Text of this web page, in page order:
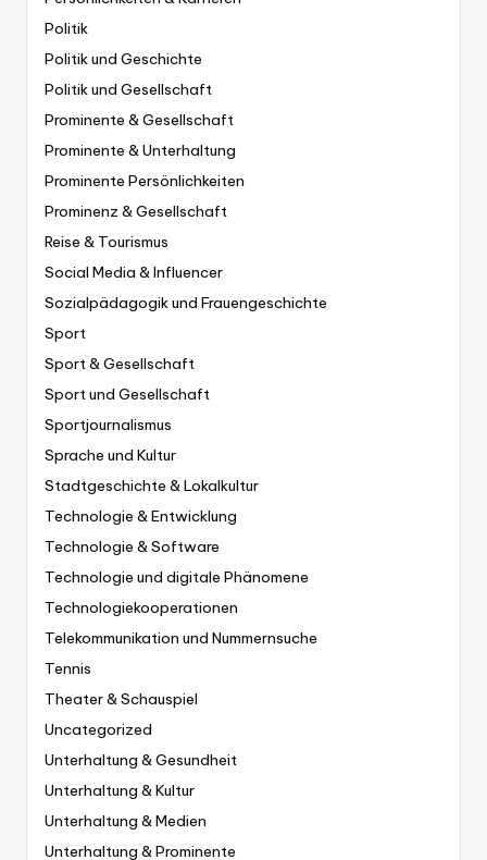
Politik
Politik und Geschichte
Politik und Gesellschaft
Prominente & Gesellschaft
Prominente & Unterhaltung
Prominente Persönlichkeiten
Prominenz & Gesellschaft
Reise & Tourismus
Social Media & Influencer
Sozialpädagogik und Frauengeschichte
Sport
Sport & Gesellschaft
Sport und Gesellschaft
Sportjournalismus
Sprache und Kultur
Stadtgeschichte & Lokalkultur
Technologie & Entwicklung
Technologie & Software
Technologie und digitale Phänomene
Technologiekooperationen
Telekommunikation und Nummernsuche
Tennis
Theater & Schauspiel
Uncategorized
Unterhaltung & Gesundheit
Unterhaltung & Kultur
Unterhaltung & Medien
Unterhaltung & Prominente